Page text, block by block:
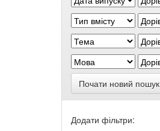
Почати новий пошук
Додати фільтри: